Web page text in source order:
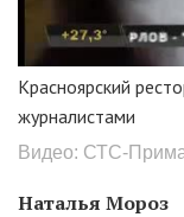
Красноярский
журналистами
Видео: СТС-
Наталья Мороз